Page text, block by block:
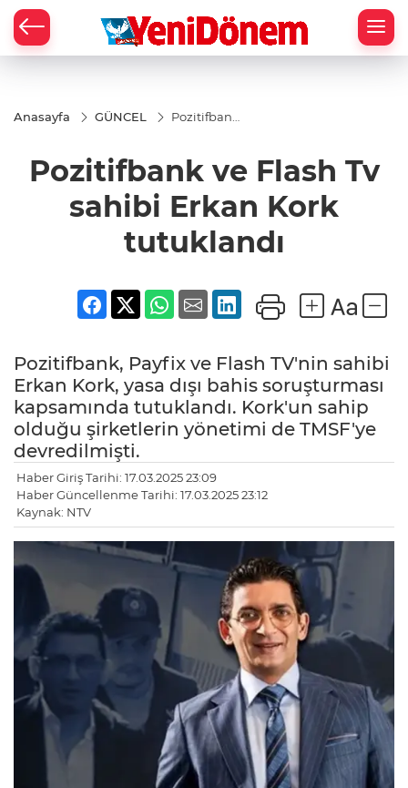
Anasayfa GÜNCEL
Pozitifbank
Erkan Kork
tutuklandı
Pozitifbank ve Flash Tv
sahibi Erkan Kork
tutuklandı
Pozitifbank, Payfix ve Flash TV'nin sahibi
Erkan Kork, yasa dışı bahis soruşturması
kapsamında tutuklandı. Kork'un sahip
olduğu şirketlerin yönetimi de TMSF'ye
devredilmişti.
Haber Giriş Tarihi: 17.03.2025 23:09
Haber Güncellenme Tarihi: 17.03.2025 23:12
Kaynak: NTV